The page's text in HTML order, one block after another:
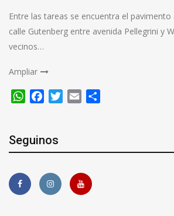
Entre las tareas se encuentra el
calle Gutenberg entre avenida Pellegrini y
vecinos…
Ampliar
WhatsApp
FacebookTwitter
Email
Seguinos